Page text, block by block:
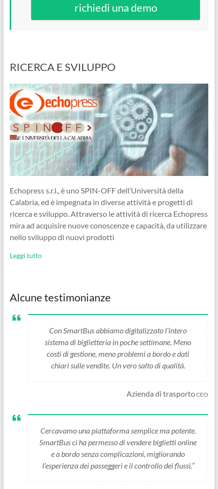
richiedi una demo
RICERCA E SVILUPPO
Echopress s.r.l., è uno SPIN-OFF dell’Università della
Calabria, ed è impegnata in diverse attività e progetti di
ricerca e sviluppo. Attraverso le attività di ricerca Echopress
mira ad acquisire nuove conoscenze e capacità, da utilizzare
nello sviluppo di nuovi prodotti
Leggi tutto
Alcune testimonianze
Con SmartBus abbiamo digitalizzato l’intero
sistema di biglietteria in poche settimane. Meno
costi di gestione, meno problemi a bordo e dati
chiari sulle vendite. Un vero salto di qualità.
Azienda di trasportoCEO
Cercavamo una piattaforma semplice ma potente.
SmartBus ci ha permesso di vendere biglietti online
e a bordo senza complicazioni, migliorando
l’esperienza dei passeggeri e il controllo dei flussi.”